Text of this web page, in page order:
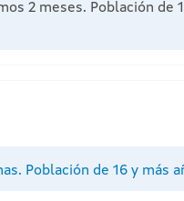
2 meses. Población de
Población de 16 y más